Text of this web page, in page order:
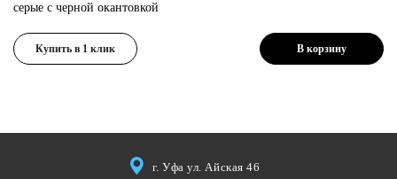
серые с черной окантовкой
Купить в 1 клик В корзину
г. Уфа ул. Айская 46